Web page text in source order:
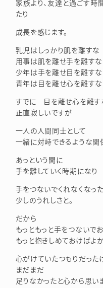
家族より、友達と過ごす時
たり
成長を感じます。
乳児はしっかり肌を離すな
用事は肌を離せ手を離すな
少年は手を離せ目を離すな
青年は目を離せ心を離すな
すでに 目を離せ心を離
正直寂しいですが
一人の人間同士として
一緒に対峙できるような関
あっという間に
手を離していく時期になり
手をつないでくれなくなっ
少しのうれしさと。
だから
もっともっと手をつないで
もっと抱きしめておけばよ
心がけていたつもりだった
まだまだ
足りなかったと心から思いま